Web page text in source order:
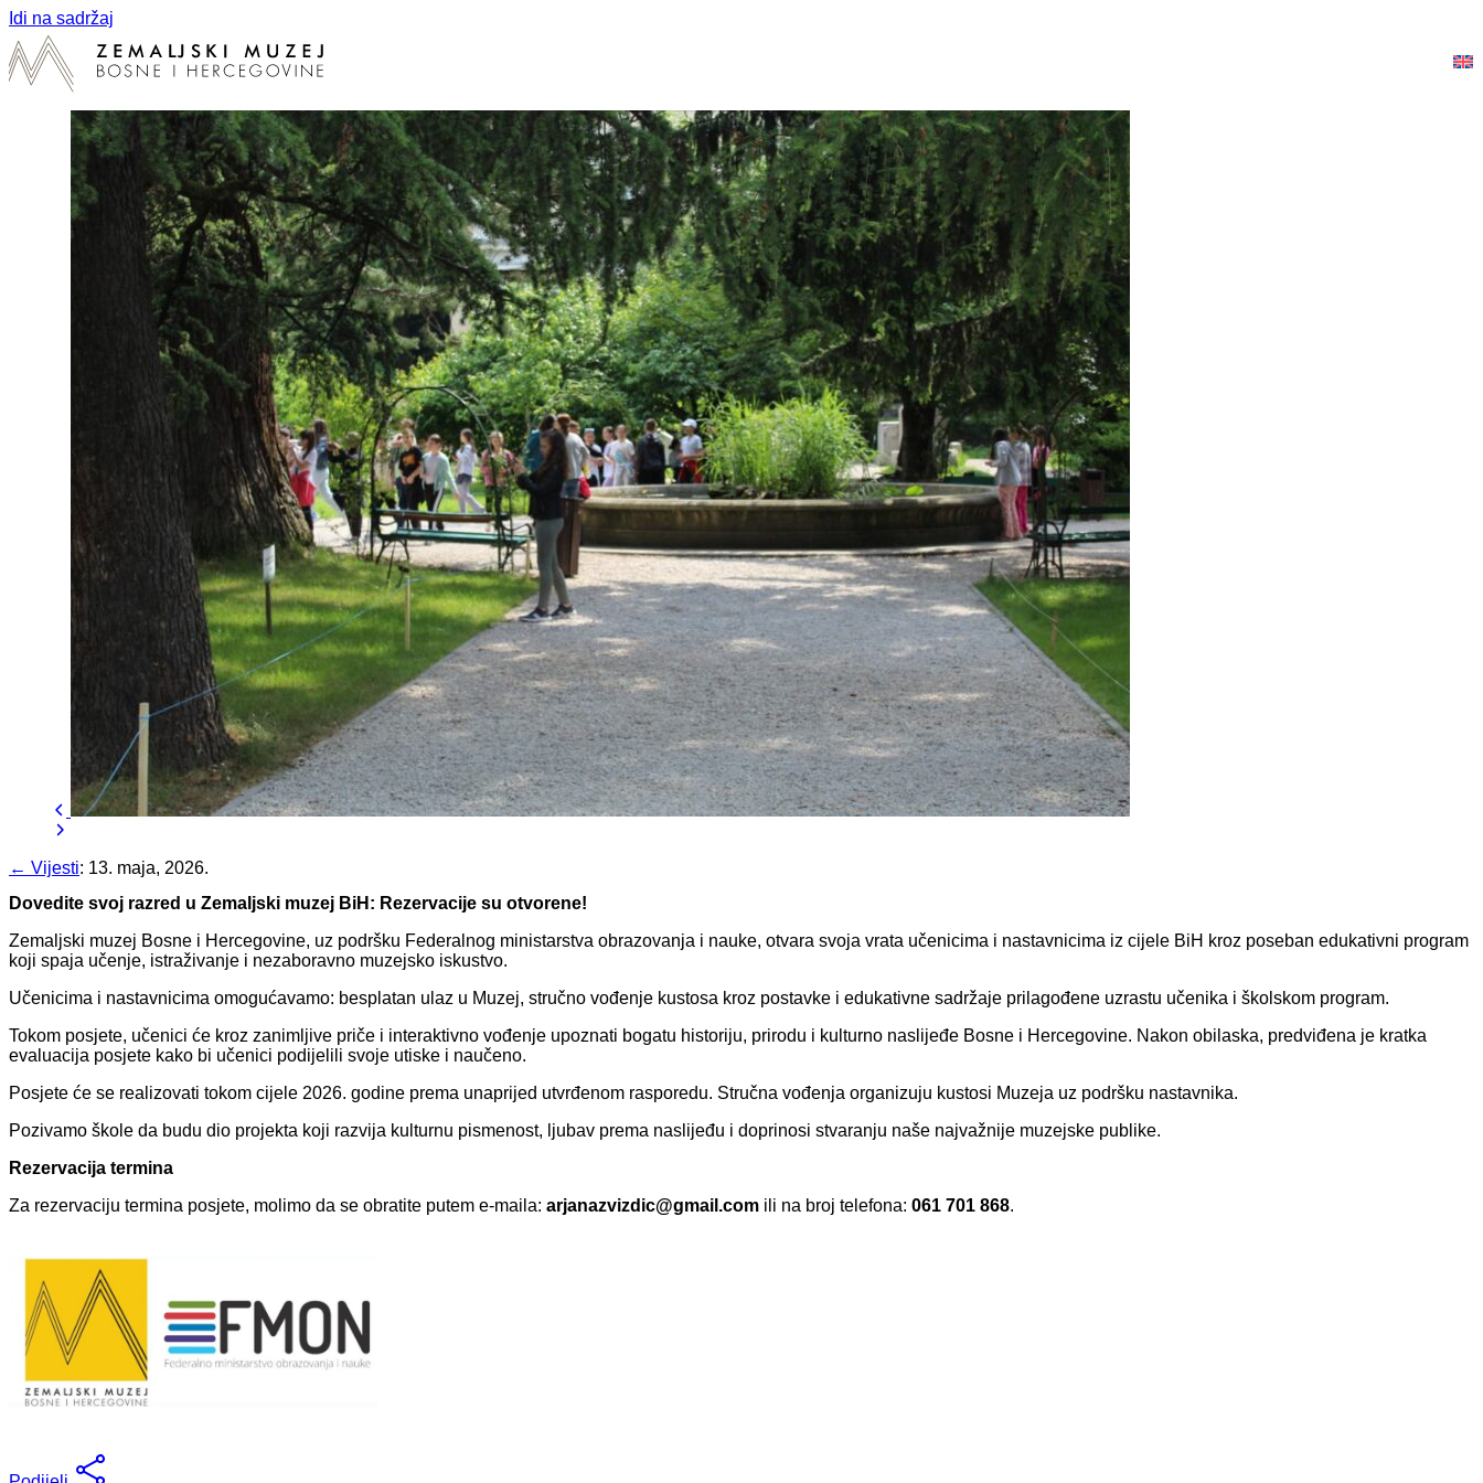
Idi na sadržaj
← Vijesti: 13. maja, 2026.
Dovedite svoj razred u Zemaljski muzej BiH: Rezervacije su otvorene!
Zemaljski muzej Bosne i Hercegovine, uz podršku Federalnog ministarstva obrazovanja i nauke, otvara svoja vrata učenicima i nastavnicima iz cijele BiH kroz poseban edukativni program
koji spaja učenje, istraživanje i nezaboravno muzejsko iskustvo.
Učenicima i nastavnicima omogućavamo: besplatan ulaz u Muzej, stručno vođenje kustosa kroz postavke i edukativne sadržaje prilagođene uzrastu učenika i školskom program.
Tokom posjete, učenici će kroz zanimljive priče i interaktivno vođenje upoznati bogatu historiju, prirodu i kulturno naslijeđe Bosne i Hercegovine. Nakon obilaska, predviđena je kratka
evaluacija posjete kako bi učenici podijelili svoje utiske i naučeno.
Posjete će se realizovati tokom cijele 2026. godine prema unaprijed utvrđenom rasporedu. Stručna vođenja organizuju kustosi Muzeja uz podršku nastavnika.
Pozivamo škole da budu dio projekta koji razvija kulturnu pismenost, ljubav prema naslijeđu i doprinosi stvaranju naše najvažnije muzejske publike.
Rezervacija termina
Za rezervaciju termina posjete, molimo da se obratite putem e-maila: arjanazvizdic@gmail.com ili na broj telefona: 061 701 868.